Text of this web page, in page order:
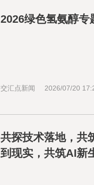
2026绿色氢氨醇
交汇点新闻 2026/07/20
共探技术落地，
到现实，共筑AI新